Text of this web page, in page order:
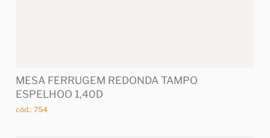
MESA FERRUGEM REDONDA TAMPO
ESPELHOO 1,40D
cód.: 754